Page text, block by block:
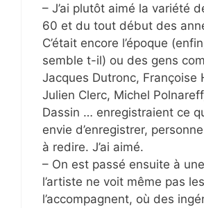
– J’ai plutôt aimé la variété
60 et du tout début des
C’était encore l’époque
semble t-il) ou des gens
Jacques Dutronc, Françoise
Julien Clerc, Michel
Dassin … enregistraient ce
envie d’enregistrer,
à redire. J’ai aimé.
– On est passé ensuite à
l’artiste ne voit même pas
l’accompagnent, où des